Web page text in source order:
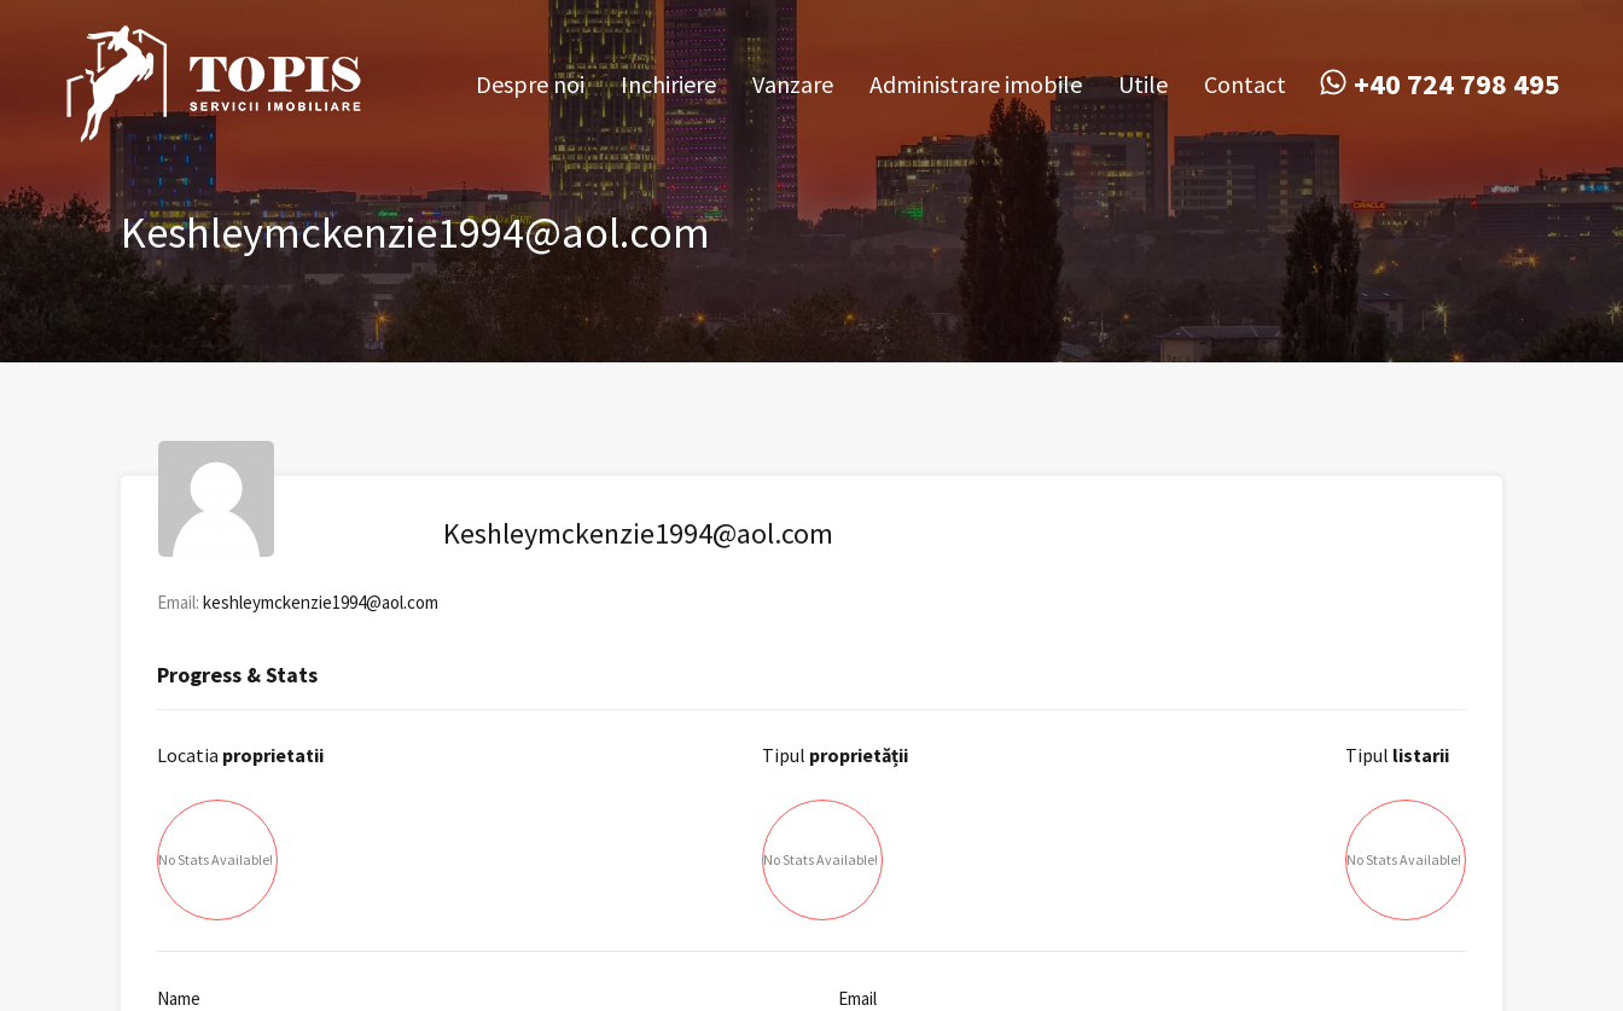
Despre noi Inchiriere
Despre noi
Inchiriere Vanzare Administrare imobile Utile Contact +40 724 798 495
Keshleymckenzie1994@aol.com
Keshleymckenzie1994@aol.com
Email: keshleymckenzie1994@aol.com
Progress & Stats
Locatia proprietatii
No Stats Available!
Tipul proprietății
No Stats Available!
Tipul listarii
No Stats Available!
Name Email